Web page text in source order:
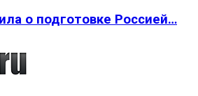
о подготовке Россией…